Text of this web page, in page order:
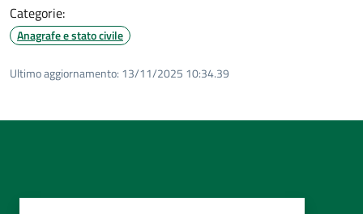
Categorie:
Anagrafe e stato civile
Ultimo aggiornamento: 13/11/2025 10:34.39